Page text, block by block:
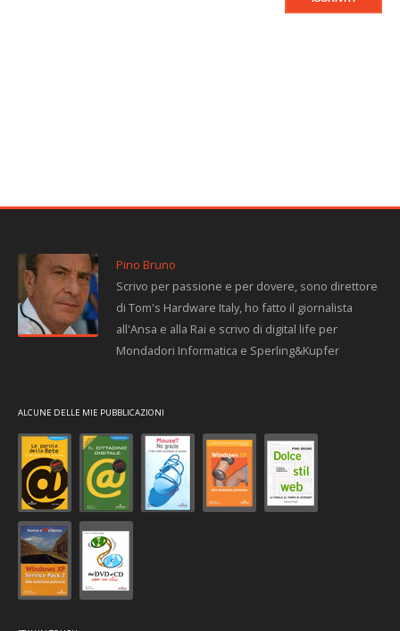
Pino Bruno
Scrivo per passione e per dovere, sono direttore
di Tom's Hardware Italy, ho fatto il giornalista
all'Ansa e alla Rai e scrivo di digital life per
Mondadori Informatica e Sperling&Kupfer
ALCUNE DELLE MIE PUBBLICAZIONI